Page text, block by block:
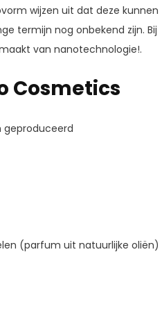
wijzen uit dat deze kunnen
termijn nog onbekend zijn. Bij
van nanotechnologie!.
Cosmetics
geproduceerd
(parfum uit natuurlijke oliën)